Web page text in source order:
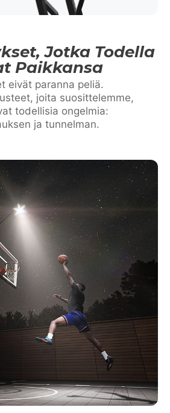
Jotka Todella
Paikkansa
eivät paranna peliä.
joita suosittelemme,
todellisia ongelmia:
ja tunnelman.